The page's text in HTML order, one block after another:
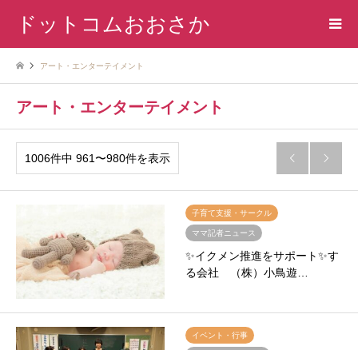
ドットコムおおさか
アート・エンターテイメント
アート・エンターテイメント
1006件中 961〜980件を表示  
子育て支援・サークル
ママ記者ニュース
✨イクメン推進をサポート✨す
る会社 （株）小鳥遊…
イベント・行事